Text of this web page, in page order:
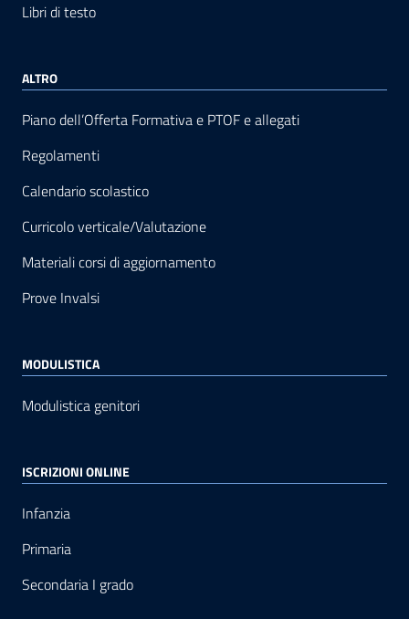
Libri di testo
ALTRO
Piano dell’Offerta Formativa e PTOF e allegati
Regolamenti
Calendario scolastico
Curricolo verticale/Valutazione
Materiali corsi di aggiornamento
Prove Invalsi
MODULISTICA
Modulistica genitori
ISCRIZIONI ONLINE
Infanzia
Primaria
Secondaria I grado